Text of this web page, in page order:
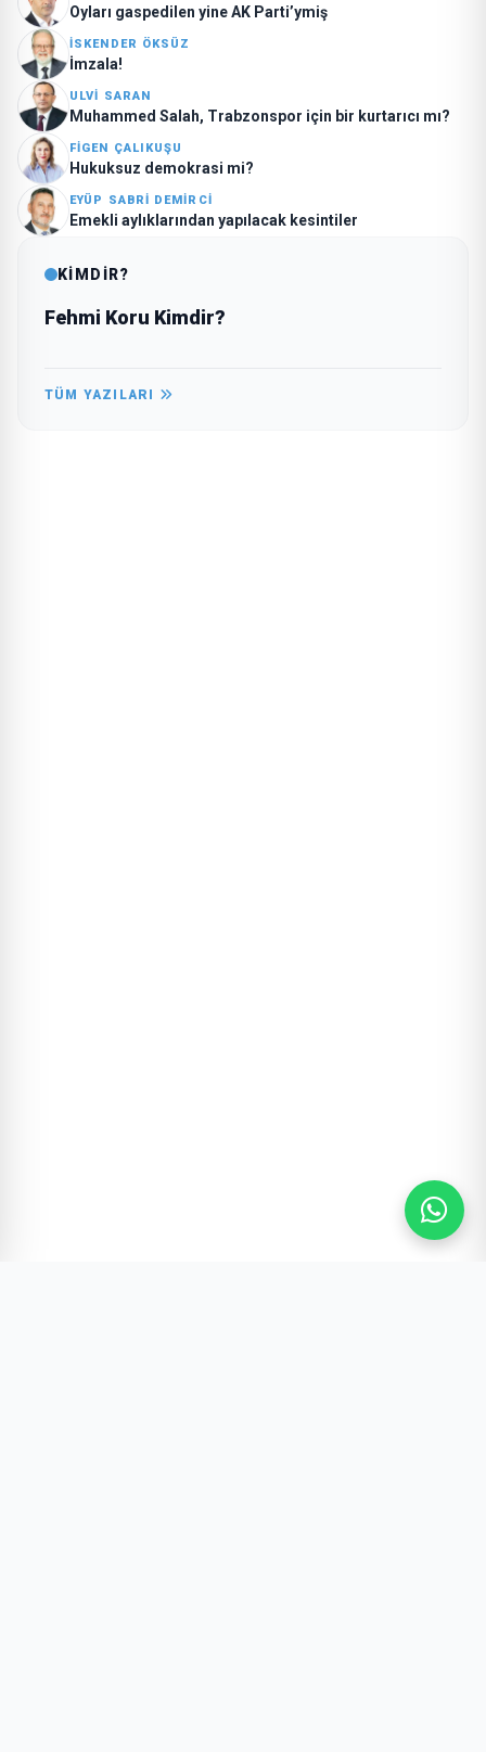
Oyları gaspedilen yine AK Parti’ymiş
İSKENDER ÖKSÜZ
İmzala!
ULVI SARAN
Muhammed Salah, Trabzonspor için bir kurtarıcı mı?
FIGEN ÇALIKUŞU
Hukuksuz demokrasi mi?
EYÜP SABRI DEMIRCI
Emekli aylıklarından yapılacak kesintiler
KİMDİR?
Fehmi Koru Kimdir?
TÜM YAZILARI